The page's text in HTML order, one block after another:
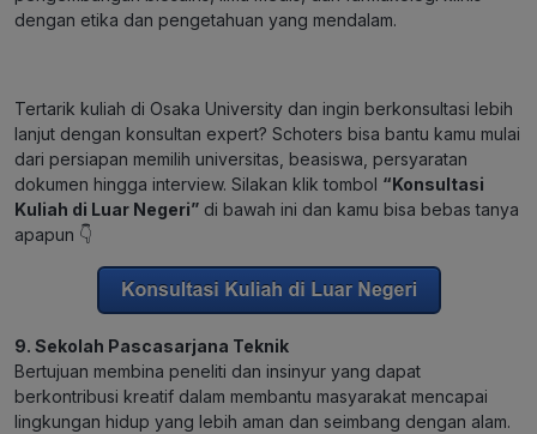
dengan etika dan pengetahuan yang mendalam.
Tertarik kuliah di Osaka University dan ingin berkonsultasi lebih
lanjut dengan konsultan expert? Schoters bisa bantu kamu mulai
dari persiapan memilih universitas, beasiswa, persyaratan
dokumen hingga interview. Silakan klik tombol “Konsultasi
Kuliah di Luar Negeri” di bawah ini dan kamu bisa bebas tanya
apapun 👇
9. Sekolah Pascasarjana Teknik
Bertujuan membina peneliti dan insinyur yang dapat
berkontribusi kreatif dalam membantu masyarakat mencapai
lingkungan hidup yang lebih aman dan seimbang dengan alam.